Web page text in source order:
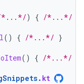
*...*/) { /*...*/
() { /*...*/ }
() { /*...*/
. kt